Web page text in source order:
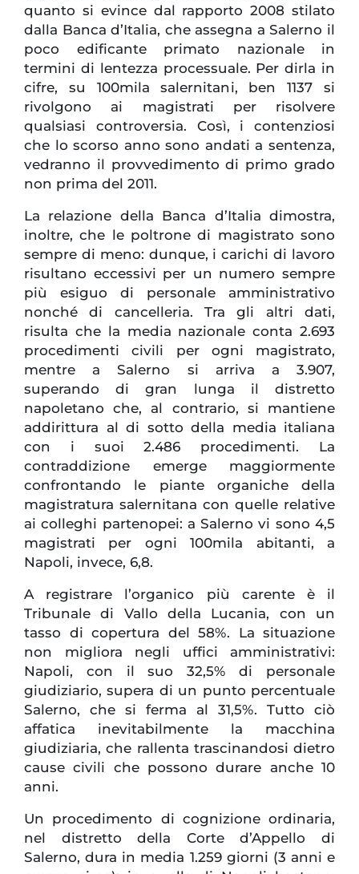
quanto si evince dal rapporto 2008 stilato
dalla Banca d’Italia, che assegna a Salerno il
poco edificante primato nazionale in
termini di lentezza processuale. Per dirla in
cifre, su 100mila salernitani, ben 1137 si
rivolgono ai magistrati per risolvere
qualsiasi controversia. Così, i contenziosi
che lo scorso anno sono andati a sentenza,
vedranno il provvedimento di primo grado
non prima del 2011.
La relazione della Banca d’Italia dimostra,
inoltre, che le poltrone di magistrato sono
sempre di meno: dunque, i carichi di lavoro
risultano eccessivi per un numero sempre
più esiguo di personale amministrativo
nonché di cancelleria. Tra gli altri dati,
risulta che la media nazionale conta 2.693
procedimenti civili per ogni magistrato,
mentre a Salerno si arriva a 3.907,
superando di gran lunga il distretto
napoletano che, al contrario, si mantiene
addirittura al di sotto della media italiana
con i suoi 2.486 procedimenti. La
contraddizione emerge maggiormente
confrontando le piante organiche della
magistratura salernitana con quelle relative
ai colleghi partenopei: a Salerno vi sono 4,5
magistrati per ogni 100mila abitanti, a
Napoli, invece, 6,8.
A registrare l’organico più carente
è il
Tribunale di Vallo della Lucania, con un
tasso di copertura del 58%. La situazione
non migliora negli uffici amministrativi:
Napoli, con il suo 32,5% di personale
giudiziario, supera di un punto percentuale
Salerno, che si ferma al 31,5%. Tutto ciò
affatica inevitabilmente la macchina
giudiziaria, che rallenta trascinandosi dietro
cause civili che possono durare anche 10
anni.
Un procedimento di cognizione ordinaria,
nel distretto della Corte d’Appello di
Salerno, dura in media 1.259 giorni (3 anni e